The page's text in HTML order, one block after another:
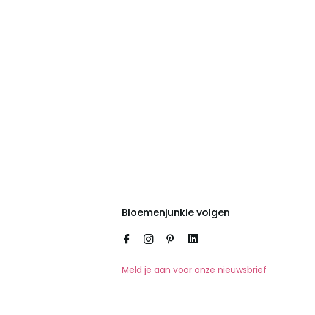
Bloemenjunkie volgen
Meld je aan voor onze nieuwsbrief